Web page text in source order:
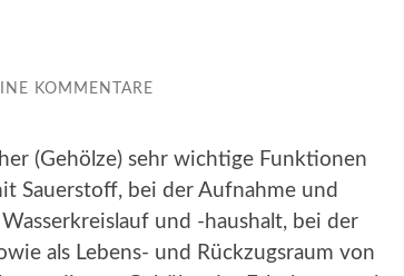
KOMMENTARE
(Gehölze) sehr wichtige Funktionen
Sauerstoff, bei der Aufnahme und
und -haushalt, bei der
als Lebens- und Rückzugsraum von